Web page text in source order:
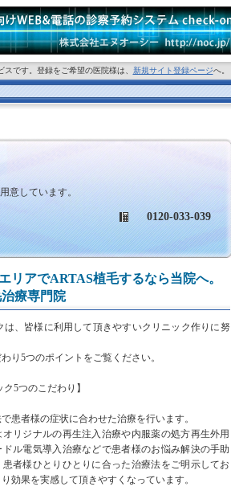
です。登録をご希望の医院様は、 新規サイト登録ページへ。
意しています。
0120-033-039
リアでARTAS植毛するなら当院へ。
療専門院
は、皆様に利用して頂きやすいクリニック作りに努
り5つのポイントをご覧ください。
ク5つのこだわり】
患者様の症状に合わせた治療を行います。
オリジナルの再生注入治療や内服薬の処方再生外用
ル電気導入治療などで患者様のお悩み解決の手助
患者様ひとりひとりに合った治療法をご明示してお
効果を実感して頂きやすくなっています。